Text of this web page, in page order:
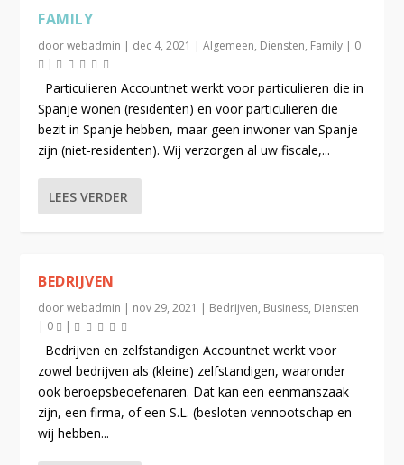
ONLINE KANTOOR
FAMILY
doorwebadmin | dec 4, 2021 |Algemeen, Diensten, Family | 0
|
Particulieren Accountnet werkt voor particulieren die in
Spanje wonen (residenten) en voor particulieren die
bezit in Spanje hebben, maar geen inwoner van Spanje
zijn (niet-residenten). Wij verzorgen al uw fiscale,...
LEES VERDER
BEDRIJVEN
doorwebadmin | nov 29, 2021 | Bedrijven, Business, Diensten
| 0 |
Bedrijven en zelfstandigen Accountnet werkt voor
zowel bedrijven als (kleine) zelfstandigen, waaronder
ook beroepsbeoefenaren. Dat kan een eenmanszaak
zijn, een firma, of een S.L. (besloten vennootschap en
wij hebben...